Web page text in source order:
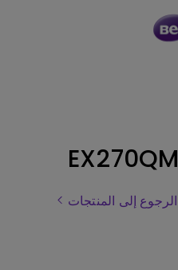
EX270QM
الرجوع إلى المنتجات